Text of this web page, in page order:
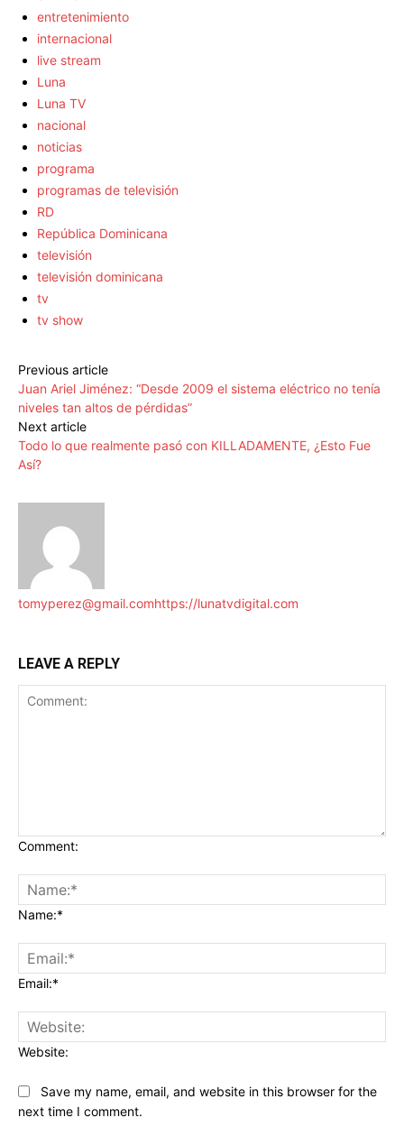
entretenimiento
internacional
live stream
Luna
Luna TV
nacional
noticias
programa
programas de televisión
RD
República Dominicana
televisión
televisión dominicana
tv
tv show
Previous article
Juan Ariel Jiménez: “Desde 2009 el sistema eléctrico no tenía
niveles tan altos de pérdidas”
Next article
Todo lo que realmente pasó con KILLADAMENTE, ¿Esto Fue
Así?
tomyperez@gmail.comhttps://lunatvdigital.com
LEAVE A REPLY
Comment:
Name:*
Email:*
Website:
Save my name, email, and website in this browser for the
next time I comment.